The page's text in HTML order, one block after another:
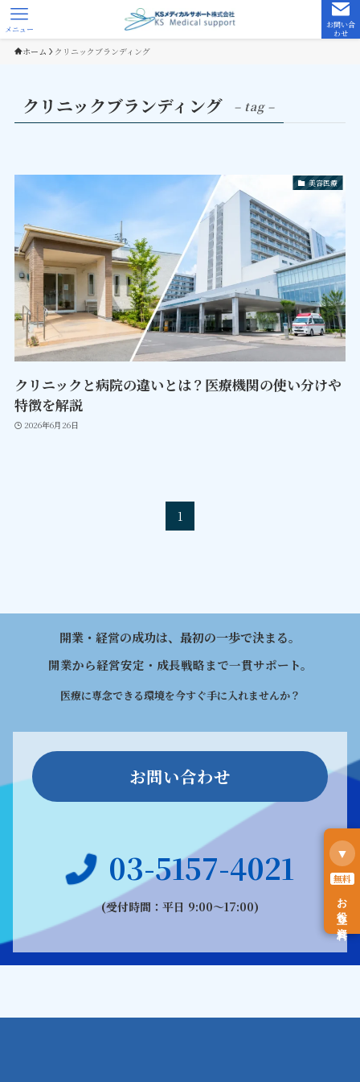
お問い合
わせ
メニュー
ホーム クリニックブランディング
クリニックブランディング – tag –
美容医療
クリニックと病院の違いとは？医療機関の使い分けや
特徴を解説
2026年6月26日
1
開業・経営の成功は、最初の一歩で決まる。
開業から経営安定・成長戦略まで一貫サポート。
医療に専念できる環境を今すぐ手に入れませんか？
お問い合わせ
03-5157-4021
(受付時間：平日 9:00〜17:00)
▼
無料
お役立ち資料